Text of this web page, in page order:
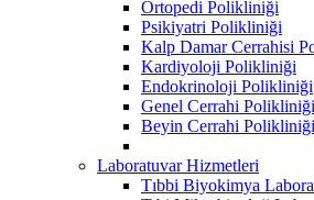
Ortopedi Polikliniği
Psikiyatri Polikliniği
Kalp Damar Cerrahisi
Kardiyoloji Polikliniği
Endokrinoloji Polikliniği
Genel Cerrahi Polikliniği
Beyin Cerrahi Polikliniği
Laboratuvar Hizmetleri
Tıbbi Biyokimya